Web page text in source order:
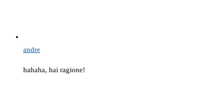
andre
hahaha, hai ragione!